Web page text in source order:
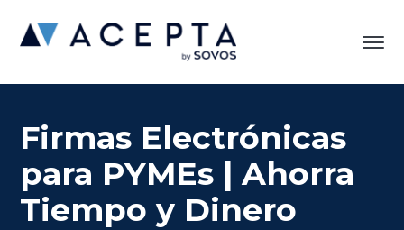
Firmas Electrónicas
para PYMEs | Ahorra
Tiempo y Dinero